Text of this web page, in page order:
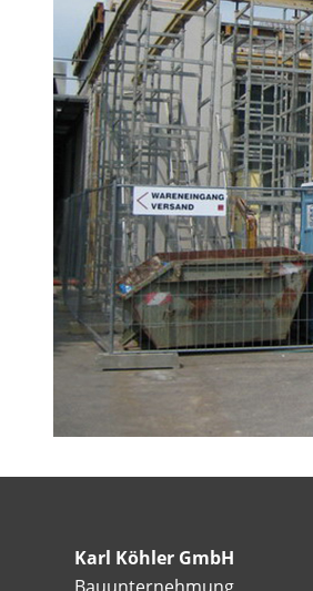
Karl Köhler GmbH
Bauunternehmung